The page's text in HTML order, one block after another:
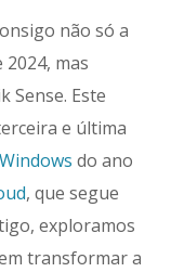
não só a
mas
Sense. Este
e última
do ano
, que segue
exploramos
transformar a